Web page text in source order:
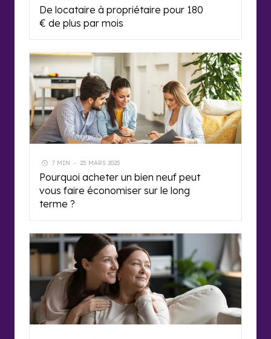
De locataire à propriétaire pour 180
€ de plus par mois
7 MIN - 25 MARS 2025
Pourquoi acheter un bien neuf peut
vous faire économiser sur le long
terme ?